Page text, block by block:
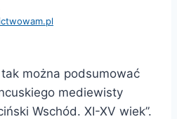
tak można podsumować
mediewisty
Wschód. XI-XV wiek”.